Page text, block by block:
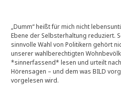
„Dumm“ heißt für mich nicht
Ebene der Selbsterhaltung reduziert.
sinnvolle Wahl von Politikern gehört
unserer wahlberechtigten
*sinnerfassend* lesen und urteilt
Hörensagen – und dem was BILD
vorgelesen wird.